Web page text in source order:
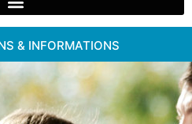
& INFORMATIONS